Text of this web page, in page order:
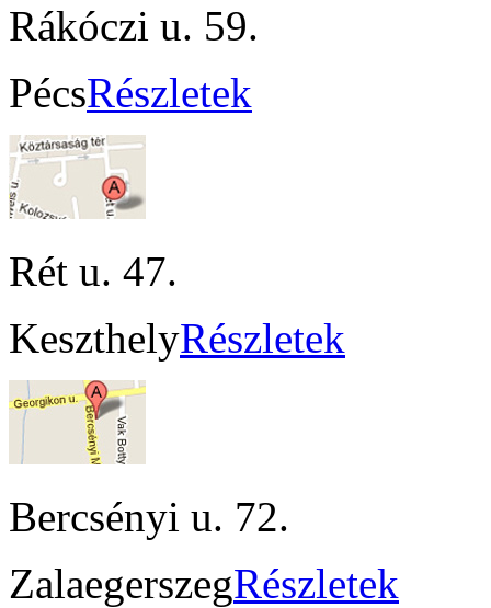
Rákóczi u. 59.
PécsRészletek
Rét u. 47.
KeszthelyRészletek
Bercsényi u. 72.
ZalaegerszegRészletek